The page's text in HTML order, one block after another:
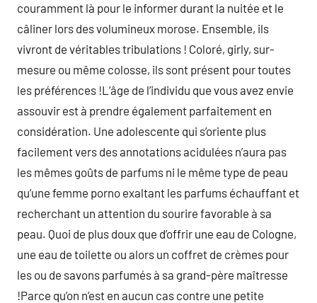
couramment là pour le informer durant la nuitée et le
câliner lors des volumineux morose. Ensemble, ils
vivront de véritables tribulations ! Coloré, girly, sur-
mesure ou même colosse, ils sont présent pour toutes
les préférences !L’âge de l’individu que vous avez envie
assouvir est à prendre également parfaitement en
considération. Une adolescente qui s’oriente plus
facilement vers des annotations acidulées n’aura pas
les mêmes goûts de parfums ni le même type de peau
qu’une femme porno exaltant les parfums échauffant et
recherchant un attention du sourire favorable à sa
peau. Quoi de plus doux que d’offrir une eau de Cologne,
une eau de toilette ou alors un coffret de crèmes pour
les ou de savons parfumés à sa grand-père maîtresse
!Parce qu’on n’est en aucun cas contre une petite